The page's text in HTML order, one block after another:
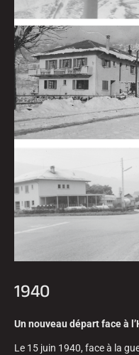
1940
Un nouveau départ face à
Le 15 juin 1940, face à la